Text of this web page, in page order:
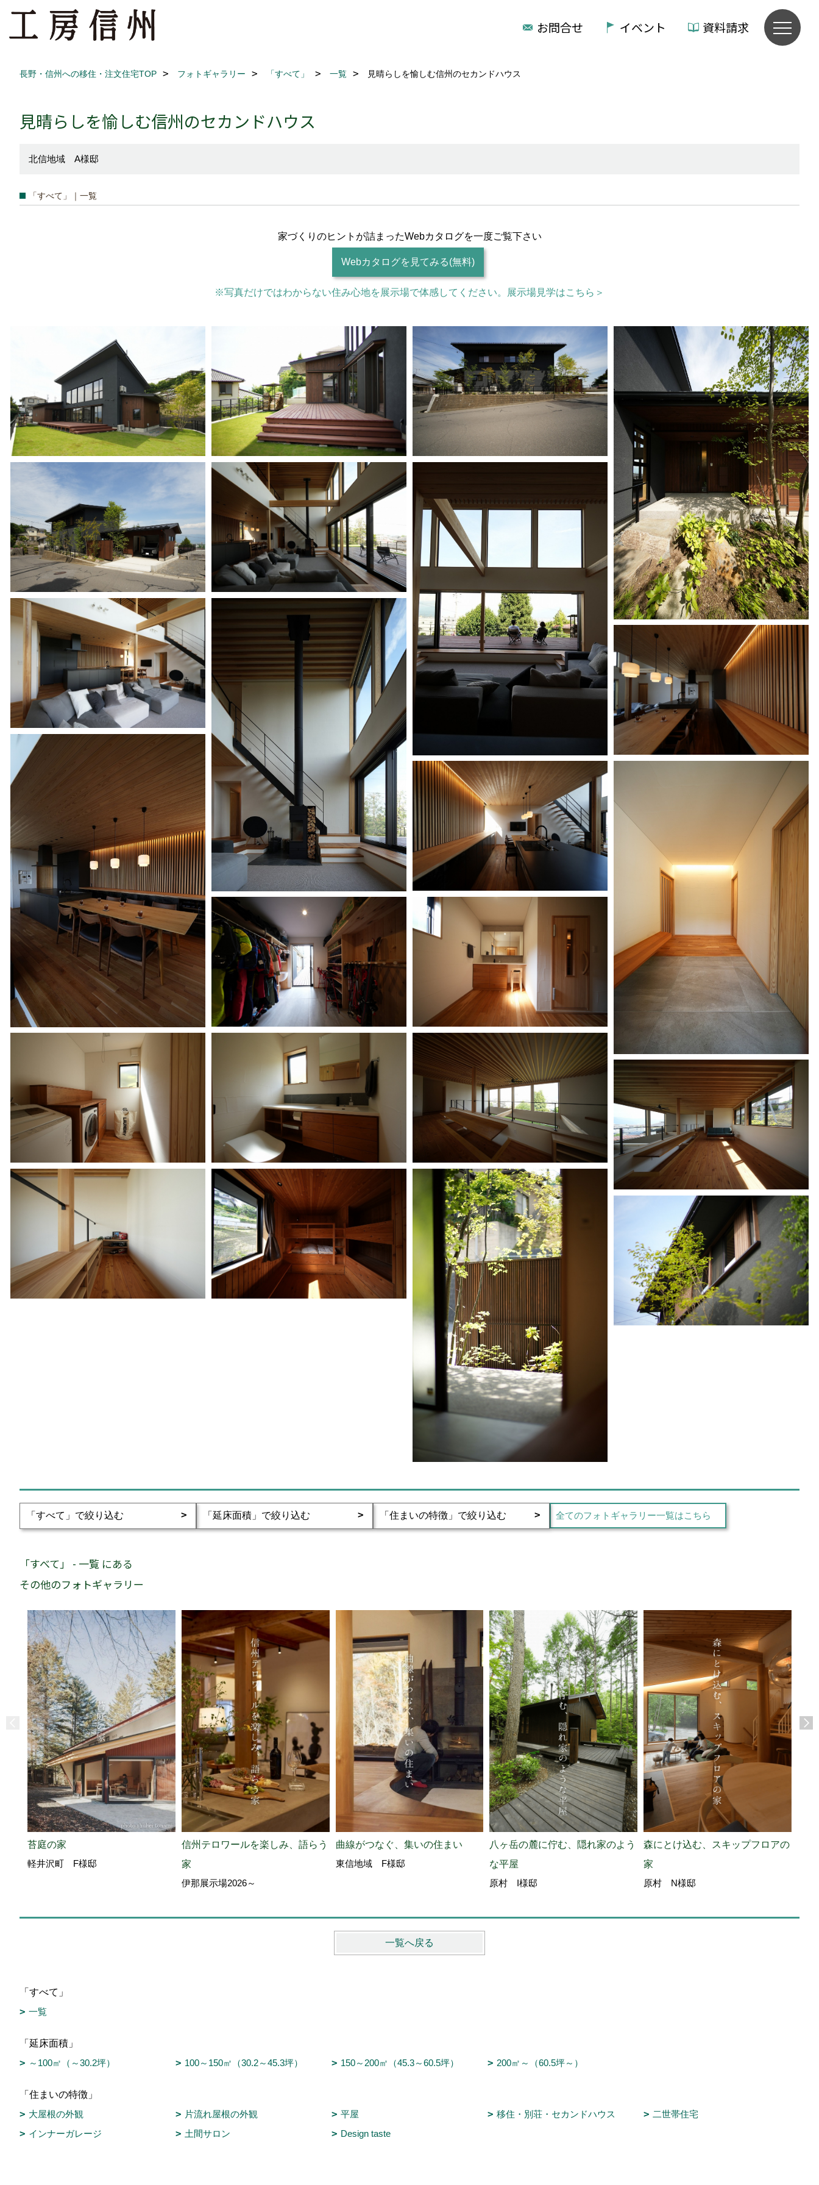
お問合せ イベント 資料請求
長野・信州への移住・注文住宅TOP フォトギャラリー 「すべて」 一覧 見晴らしを愉しむ信州のセカンドハウス
見晴らしを愉しむ信州のセカンドハウス
北信地域 A様邸
「すべて」｜一覧
家づくりのヒントが詰まったWebカタログを一度ご覧下さい
Webカタログを見てみる(無料)
※写真だけではわからない住み心地を展示場で体感してください。展示場見学はこちら＞
全てのフォトギャラリー一覧はこちら
「すべて」 - 一覧 にある
その他のフォトギャラリー
苔庭の家
軽井沢町 F様邸
信州テロワールを楽しみ、語らう
家
伊那展示場2026～
曲線がつなぐ、集いの住まい
東信地域 F様邸
八ヶ岳の麓に佇む、隠れ家のよう
な平屋
原村 I様邸
森にとけ込む、スキップフロアの
家
原村 N様邸
一覧へ戻る
「すべて」
一覧
「延床面積」
～100㎡（～30.2坪）
100～150㎡（30.2～45.3坪） 150～200㎡（45.3～60.5坪） 200㎡～（60.5坪～）
「住まいの特徴」
大屋根の外観
片流れ屋根の外観 平屋 移住・別荘・セカンドハウス
二世帯住宅
インナーガレージ
土間サロン Design taste